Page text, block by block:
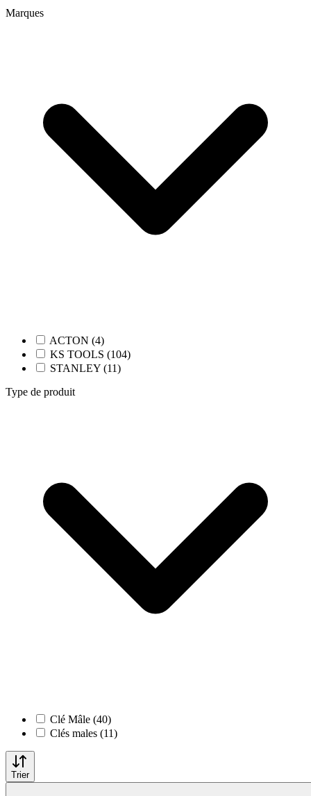
Marques
ACTON (4)
KS TOOLS (104)
STANLEY (11)
Type de produit
Clé Mâle (40)
Clés males (11)
Trier